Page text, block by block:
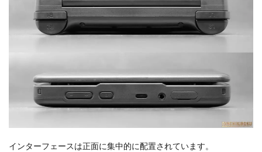
インターフェースは正面に集中的に配置されています。